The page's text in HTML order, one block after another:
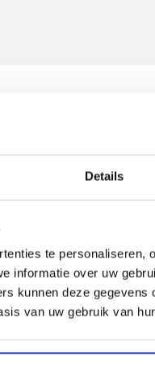
Details
te personaliseren,
informatie over uw
kunnen deze
van uw gebruik van
lijkt erop dat deze
Terug naar de